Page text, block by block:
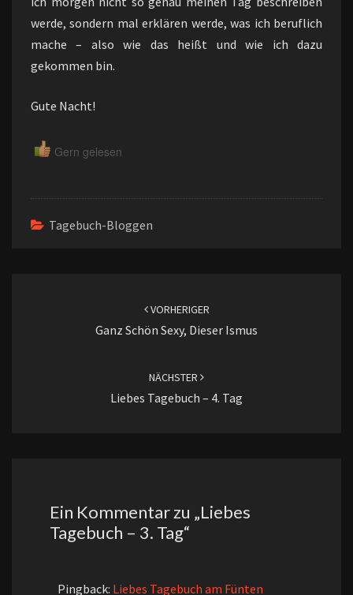
werde, sondern mal erklären werde, was ich beruflich
mache – also wie das heißt und wie ich dazu
gekommen bin.
Gute Nacht!
Gern gelesen
Tagebuch-Bloggen
VORHERIGER
Ganz Schön Sexy, Dieser Ismus
NÄCHSTER
Liebes Tagebuch – 4. Tag
Ein Kommentar zu „Liebes
Tagebuch – 3. Tag“
Pingback: Liebes Tagebuch am Fünten